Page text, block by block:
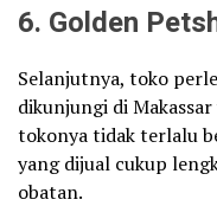
6. Golden
Selanjutnya, toko
dikunjungi di
tokonya tidak terlalu
yang dijual cukup
obatan.